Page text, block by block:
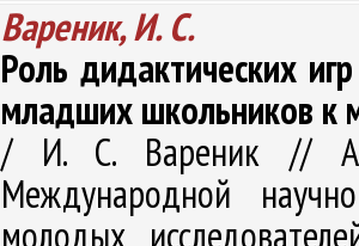
Вареник, И. С.
Роль дидактических
младших школьников к
/ И. С. Вареник //
Международной
молодых